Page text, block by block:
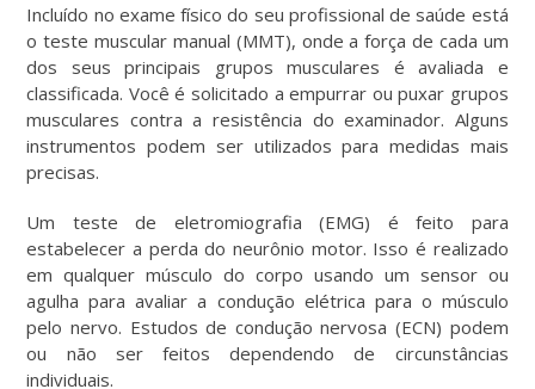
Incluído no exame físico do seu profissional de saúde está
o teste muscular manual (MMT), onde a força de cada um
dos seus principais grupos musculares é avaliada e
classificada. Você é solicitado a empurrar ou puxar grupos
musculares contra a resistência do examinador. Alguns
instrumentos podem ser utilizados para medidas mais
precisas.
Um teste de eletromiografia (EMG) é feito para
estabelecer a perda do neurônio motor. Isso é realizado
em qualquer músculo do corpo usando um sensor ou
agulha para avaliar a condução elétrica para o músculo
pelo nervo. Estudos de condução nervosa (ECN) podem
ou não ser feitos dependendo de circunstâncias
individuais.